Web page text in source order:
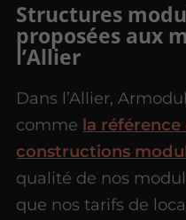
Structures
proposées aux
l’Allier
Dans l’Allier,
comme la
constructions
qualité de nos
que nos tarifs de